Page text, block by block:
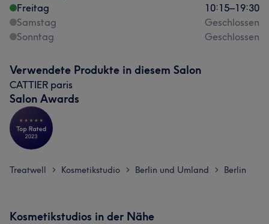
Freitag
10:15–19:30
Samstag
Geschlossen
Sonntag
Geschlossen
Verwendete Produkte in diesem Salon
CATTIER paris
Salon Awards
Treatwell > Kosmetikstudio > Berlin und Umland > Berlin
Kosmetikstudios in der Nähe